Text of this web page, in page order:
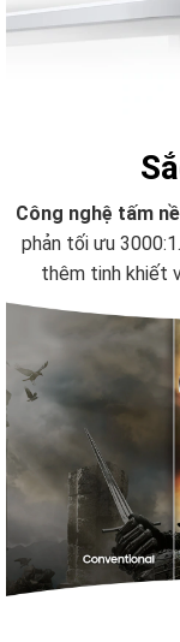
Công nghệ tấm
phản tối ưu
thêm tinh khiết